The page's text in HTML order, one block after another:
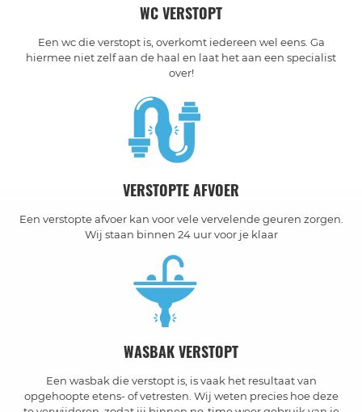
WC VERSTOPT
Een wc die verstopt is, overkomt iedereen wel eens. Ga
hiermee niet zelf aan de haal en laat het aan een specialist
over!
VERSTOPTE AFVOER
Een verstopte afvoer kan voor vele vervelende geuren zorgen.
Wij staan binnen 24 uur voor je klaar
WASBAK VERSTOPT
Een wasbak die verstopt is, is vaak het resultaat van
opgehoopte etens- of vetresten. Wij weten precies hoe deze